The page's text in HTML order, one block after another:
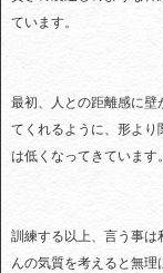
ています。
最初、人との距離感に
てくれるように、形より
は低くなってきています。
訓練する以上、言う事は
んの気質を考えると無理